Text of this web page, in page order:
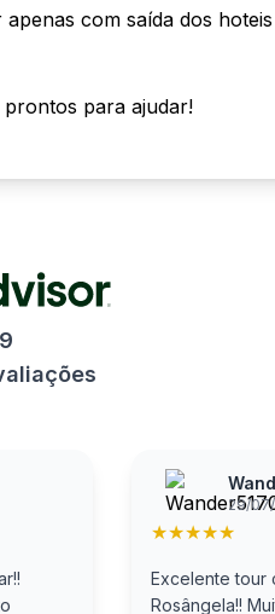
com saída dos
prontos para ajudar!
29/
★★★★★
Excelente tour
Rosângela!!